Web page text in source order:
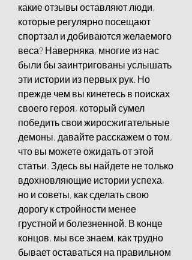
какие отзывы оставляют люди,
которые регулярно посещают
спортзал и добиваются желаемого
веса? Наверняка, многие из нас
были бы заинтригованы услышать
эти истории из первых рук. Но
прежде чем вы кинетесь в поисках
своего героя, который сумел
победить свои жиросжигательные
демоны, давайте расскажем о том,
что вы можете ожидать от этой
статьи. Здесь вы найдете не только
вдохновляющие истории успеха,
но и советы, как сделать свою
дорогу к стройности менее
грустной и болезненной. В конце
концов, мы все знаем, как трудно
бывает оставаться на правильном